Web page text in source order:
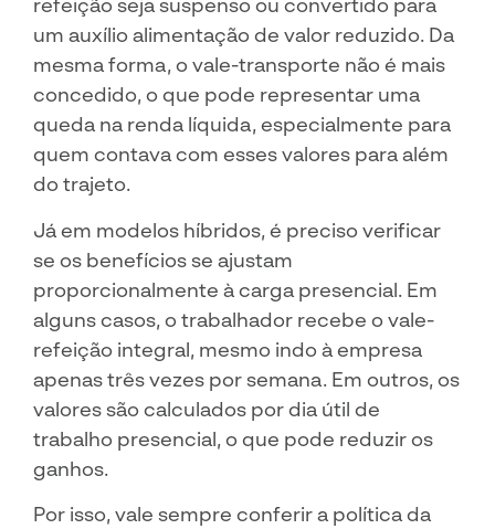
refeição seja suspenso ou convertido para
um auxílio alimentação de valor reduzido. Da
mesma forma, o vale-transporte não é mais
concedido, o que pode representar uma
queda na renda líquida, especialmente para
quem contava com esses valores para além
do trajeto.
Já em modelos híbridos, é preciso verificar
se os benefícios se ajustam
proporcionalmente à carga presencial. Em
alguns casos, o trabalhador recebe o vale-
refeição integral, mesmo indo à empresa
apenas três vezes por semana. Em outros, os
valores são calculados por dia útil de
trabalho presencial, o que pode reduzir os
ganhos.
Por isso, vale sempre conferir a política da